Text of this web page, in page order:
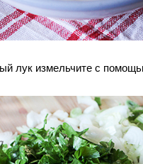
лук измельчите с